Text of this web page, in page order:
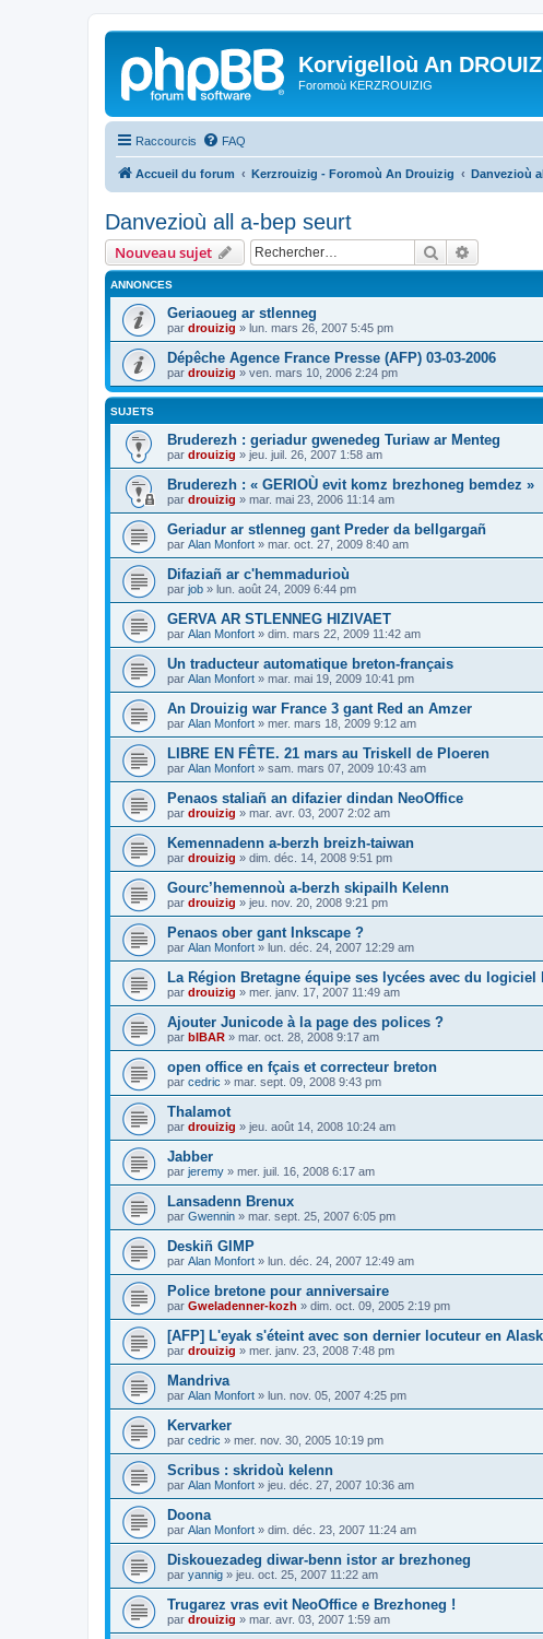
Korvigelloù An
Foromoù KERZROUIZIG
Raccourcis FAQ
Accueil du forum Kerzrouizig - Foromoù An Drouizig Danvezioù
Danvezioù all a-bep seurt
Nouveau sujet Rechercher
ANNONCES
Geriaoueg ar stlenneg
par drouizig » lun. mars 26, 2007 5:45 pm
Dépêche Agence France Presse (AFP) 03-03-2006
par drouizig » ven. mars 10, 2006 2:24 pm
SUJETS
Bruderezh : geriadur gwenedeg Turiaw ar Menteg
par drouizig » jeu. juil. 26, 2007 1:58 am
Bruderezh : « GERIOÙ evit komz brezhoneg bemdez »
par drouizig » mar. mai 23, 2006 11:14 am
Geriadur ar stlenneg gant Preder da bellgargañ
par Alan Monfort » mar. oct. 27, 2009 8:40 am
Difaziañ ar c'hemmadurioù
par job » lun. août 24, 2009 6:44 pm
GERVA AR STLENNEG HIZIVAET
par Alan Monfort » dim. mars 22, 2009 11:42 am
Un traducteur automatique breton-français
par Alan Monfort » mar. mai 19, 2009 10:41 pm
An Drouizig war France 3 gant Red an Amzer
par Alan Monfort » mer. mars 18, 2009 9:12 am
LIBRE EN FÊTE. 21 mars au Triskell de Ploeren
par Alan Monfort » sam. mars 07, 2009 10:43 am
Penaos staliañ an difazier dindan NeoOffice
par drouizig » mar. avr. 03, 2007 2:02 am
Kemennadenn a-berzh breizh-taiwan
par drouizig » dim. déc. 14, 2008 9:51 pm
Gourc’hemennoù a-berzh skipailh Kelenn
par drouizig » jeu. nov. 20, 2008 9:21 pm
Penaos ober gant Inkscape ?
par Alan Monfort » lun. déc. 24, 2007 12:29 am
La Région Bretagne équipe ses lycées avec du logiciel
par drouizig » mer. janv. 17, 2007 11:49 am
Ajouter Junicode à la page des polices ?
par bIBAR » mar. oct. 28, 2008 9:17 am
open office en fçais et correcteur breton
par cedric » mar. sept. 09, 2008 9:43 pm
Thalamot
par drouizig » jeu. août 14, 2008 10:24 am
Jabber
par jeremy » mer. juil. 16, 2008 6:17 am
Lansadenn Brenux
par Gwennin » mar. sept. 25, 2007 6:05 pm
Deskiñ GIMP
par Alan Monfort » lun. déc. 24, 2007 12:49 am
Police bretone pour anniversaire
par Gweladenner-kozh » dim. oct. 09, 2005 2:19 pm
[AFP] L'eyak s'éteint avec son dernier locuteur en
par drouizig » mer. janv. 23, 2008 7:48 pm
Mandriva
par Alan Monfort » lun. nov. 05, 2007 4:25 pm
Kervarker
par cedric » mer. nov. 30, 2005 10:19 pm
Scribus : skridoù kelenn
par Alan Monfort » jeu. déc. 27, 2007 10:36 am
Doona
par Alan Monfort » dim. déc. 23, 2007 11:24 am
Diskouezadeg diwar-benn istor ar brezhoneg
par yannig » jeu. oct. 25, 2007 11:22 am
Trugarez vras evit NeoOffice e Brezhoneg !
par drouizig » mar. avr. 03, 2007 1:59 am